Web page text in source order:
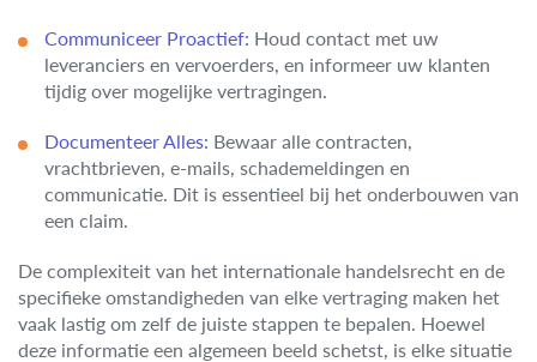
Communiceer Proactief: Houd contact met uw
leveranciers en vervoerders, en informeer uw klanten
tijdig over mogelijke vertragingen.
Documenteer Alles: Bewaar alle contracten,
vrachtbrieven, e-mails, schademeldingen en
communicatie. Dit is essentieel bij het onderbouwen van
een claim.
De complexiteit van het internationale handelsrecht en de
specifieke omstandigheden van elke vertraging maken het
vaak lastig om zelf de juiste stappen te bepalen. Hoewel
deze informatie een algemeen beeld schetst, is elke situatie